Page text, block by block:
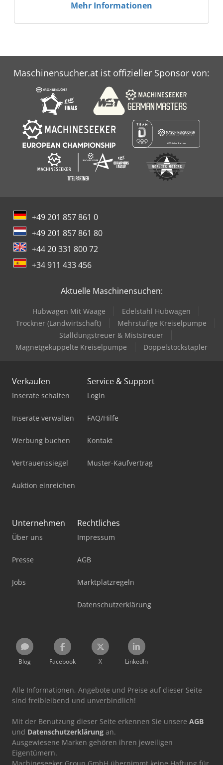
Mehr Informationen
Maschinensucher.at ist offizieller Sponsor von:
+49 201 857 861 0
+49 201 857 861 80
+44 20 331 800 72
+34 911 433 456
Aktuelle Maschinensuchen:
Hubwagen Mit Waage
Edelstahl Hubwagen
Trockner (Landwirtschaft)
Mehrstufige Kreiselpumpe
Stalldungstreuer & Miststreuer
Magnetgekuppelte Kreiselpumpe
Doppelstockstapler
Verkaufen
Inserate schalten
Inserate verwalten
Werbung buchen
Vertrauenssiegel
Auktion einreichen
Service & Support
Login
FAQ/Hilfe
Kontakt
Muster-Kaufvertrag
Unternehmen
Über uns
Presse
Jobs
Rechtliches
Impressum
AGB
Marktplatzregeln
Datenschutzerklärung
Blog Facebook X LinkedIn
Alle Informationen, Angebote und Preise auf dieser Seite
sind freibleibend und unverbindlich!
Mit der Benutzung dieser Seite erkennen Sie unsere AGB
und Datenschutzerklärung an.
Ausgewiesene Marken gehören ihren jeweiligen
Eigentümern.